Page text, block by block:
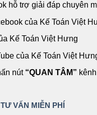
hỗ trợ giải đáp chuyên
của Kế Toán Việt
Kế Toán Việt Hưng
của Kế Toán Việt
nút “QUAN TÂM”
VẤN MIỄN PHÍ